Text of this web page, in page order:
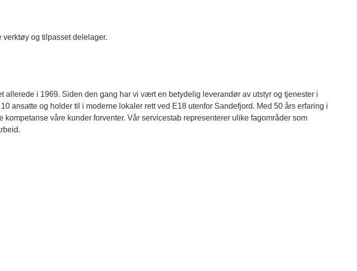
og tilpasset delelager.
allerede i 1969. Siden den gang har vi vært en betydelig leverandør av utstyr og tjenester i
ansatte og holder til i moderne lokaler rett ved E18 utenfor Sandefjord. Med 50 års erfaring i
kompetanse våre kunder forventer. Vår servicestab representerer ulike fagområder som